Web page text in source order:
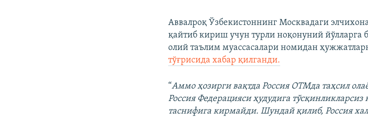
Аввалроқ Ўзбекистоннинг Москвадаги
қайтиб кириш учун турли ноқонуний йўлларга
олий таълим муассасалари номидан
тўғрисида хабар қилганди.
“Аммо ҳозирги вақтда Россия ОТМда таҳсил
Россия Федерацияси ҳудудига
таснифига кирмайди. Шундай қилиб, Россия